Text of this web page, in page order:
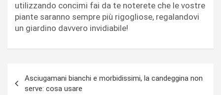
utilizzando concimi fai da te noterete che le vostre
piante saranno sempre più rigogliose, regalandovi
un giardino davvero invidiabile!
articoli
Asciugamani bianchi e morbidissimi, la candeggina non
serve: cosa usare